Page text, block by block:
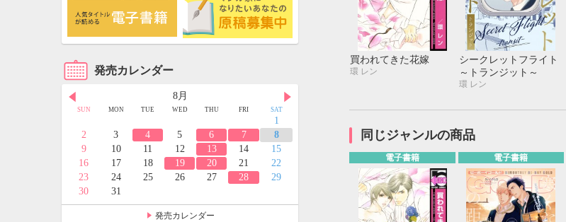
買われてきた花嫁
環 レン
シークレットフライト
～トランジット～
環 レン
同じジャンルの商品
電子書籍 電子書籍
発売カレンダー
8月
SUN MON TUE WED THU FRI SAT
1
2
3 4 5 6 7
8
9
10 11 12 13 14
15
16
17 18 19 20 21
22
23
24 25 26 27 28
29
30
31
MON TUE WED THU FRI SAT
8 9 10
21 22 23 24 25
26
29 30
SUN
18
25
発売カレンダー